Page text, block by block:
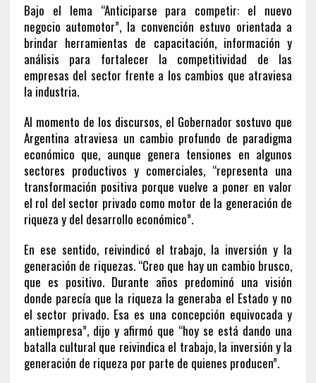
Bajo el lema “Anticiparse para competir: el nuevo
negocio automotor”, la convención estuvo orientada a
brindar herramientas de capacitación, información y
análisis para fortalecer la competitividad de las
empresas del sector frente a los cambios que atraviesa
la industria.
Al momento de los discursos, el Gobernador sostuvo que
Argentina atraviesa un cambio profundo de paradigma
económico que, aunque genera tensiones en algunos
sectores productivos y comerciales, “representa una
transformación positiva porque vuelve a poner en valor
el rol del sector privado como motor de la generación de
riqueza y del desarrollo económico”.
En ese sentido, reivindicó el trabajo, la inversión y la
generación de riquezas. “Creo que hay un cambio brusco,
que es positivo. Durante años predominó una visión
donde parecía que la riqueza la generaba el Estado y no
el sector privado. Esa es una concepción equivocada y
antiempresa”, dijo y afirmó que “hoy se está dando una
batalla cultural que reivindica el trabajo, la inversión y la
generación de riqueza por parte de quienes producen”.